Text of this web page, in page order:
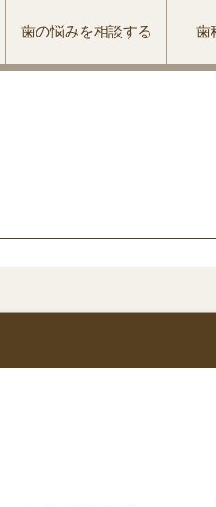
歯の悩みを相談する 歯